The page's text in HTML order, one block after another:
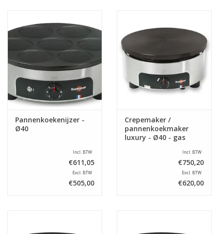
Grondstoffen & Presentatie
Acties
Pannenkoekenijzer -
Ø40
Incl. BTW
€611,05
Excl. BTW
€505,00
Crepemaker /
pannenkoekmaker
luxury - Ø40 - gas
Incl. BTW
€750,20
Excl. BTW
€620,00